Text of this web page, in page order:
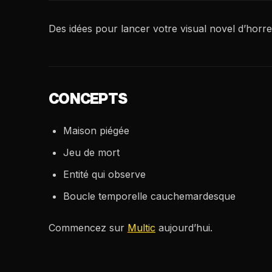
Des idées pour lancer votre visual novel
CONCEPTS
Maison piégée
Jeu de mort
Entité qui observe
Boucle temporelle cauchemardesque
Commencez sur Multic aujourd’hui.